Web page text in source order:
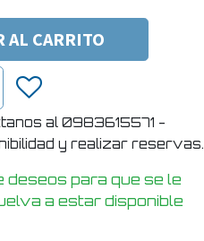
AL CARRITO
al 0983615571 -
y realizar reservas.
deseos para que se le
a estar disponible